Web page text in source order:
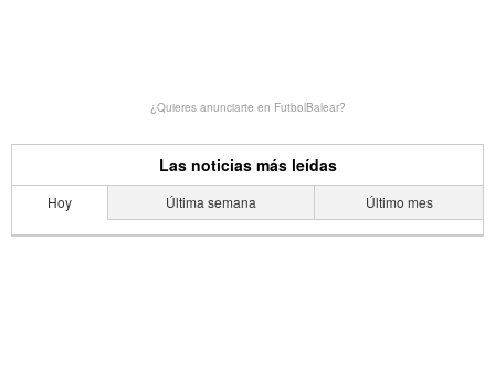
¿Quieres anunciarte en FutbolBalear?
Las noticias más leídas
Hoy Última semana Último mes